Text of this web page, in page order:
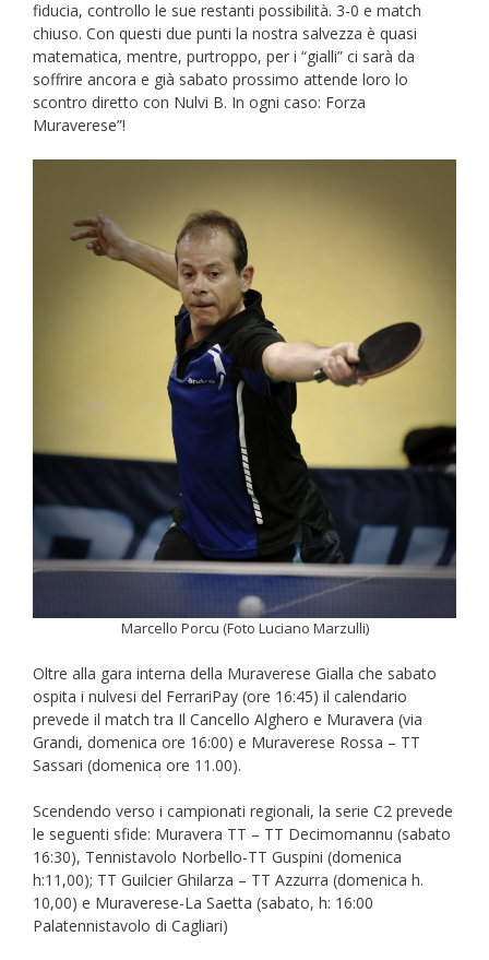
fiducia, controllo le sue restanti possibilità. 3-0 e match
chiuso. Con questi due punti la nostra salvezza è quasi
matematica, mentre, purtroppo, per i “gialli” ci sarà da
soffrire ancora e già sabato prossimo attende loro lo
scontro diretto con Nulvi B. In ogni caso: Forza
Muraverese”!
Marcello Porcu (Foto Luciano Marzulli)
Oltre alla gara interna della Muraverese Gialla che sabato
ospita i nulvesi del FerrariPay (ore 16:45) il calendario
prevede il match tra Il Cancello Alghero e Muravera (via
Grandi, domenica ore 16:00) e Muraverese Rossa – TT
Sassari (domenica ore 11.00).
Scendendo verso i campionati regionali, la serie C2 prevede
le seguenti sfide: Muravera TT – TT Decimomannu (sabato
16:30), Tennistavolo Norbello-TT Guspini (domenica
h:11,00); TT Guilcier Ghilarza – TT Azzurra (domenica h.
10,00) e Muraverese-La Saetta (sabato, h: 16:00
Palatennistavolo di Cagliari)